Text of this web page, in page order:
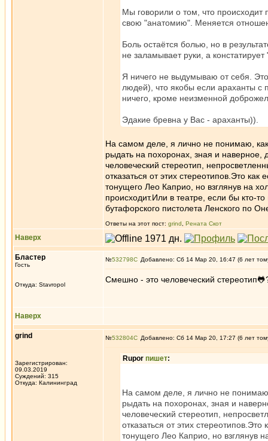
Мы говорили о том, что происходит
свою "анатомию". Меняется
Боль остаётся болью, но в
не заламывает руки, а констатирует
Я ничего не выдумываю от себя.
людей), что якобы если араханты с
ничего, кроме неизменной
Эдакие бревна у Вас - араханты)).
На самом деле, я лично не понимаю,
рыдать на похоронах, зная и наверное,
человеческий стереотип,
отказаться от этих стереотипов.Это
тонущего Лео Каприо, но взглянув на
происходит.Или в театре, если бы кто-
бутафорского пистолета Ленского по
Ответы на этот пост: grind Рената Скот
Наверх
Бластер
Гость
Откуда: Stavropol
№532798 Добавлено: Сб 14 Мар 20, 16:47 (6 лет
Смешно - это человеческий
Наверх
grind
Зарегистрирован:
09.03.2019
Суждений: 315
Откуда: Калининград
№532804 Добавлено: Сб 14 Мар 20, 17:27 (6 лет
Rupor пишет:
На самом деле, я лично не
рыдать на похоронах, зная и
человеческий стереотип,
отказаться от этих
тонущего Лео Каприо, но взглянув